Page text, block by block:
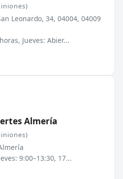
Leonardo, 34, 04004, 04009
Jueves: Abier...
Almería
9:00–13:30, 17...